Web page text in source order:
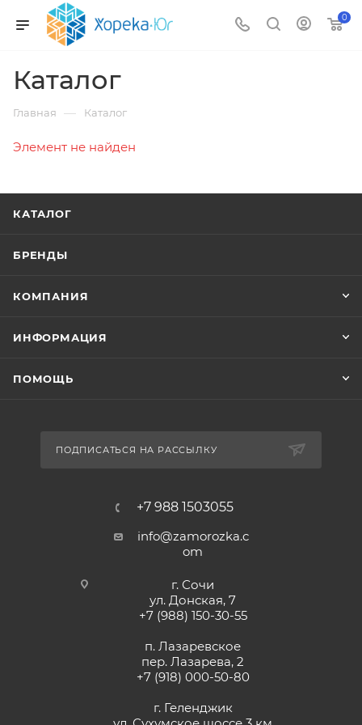
0
Каталог
Главная — Каталог
Элемент не найден
КАТАЛОГ
БРЕНДЫ
КОМПАНИЯ
ИНФОРМАЦИЯ
ПОМОЩЬ
ПОДПИСАТЬСЯ НА РАССЫЛКУ
+7 988 1503055
info@zamorozka.c
om
г. Сочи
ул. Донская, 7
+7 (988) 150-30-55
п. Лазаревское
пер. Лазарева, 2
+7 (918) 000-50-80
г. Геленджик